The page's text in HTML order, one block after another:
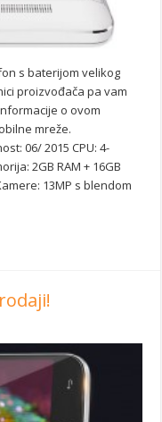
s baterijom velikog
proizvođača pa vam
o ovom
mreže.
06/ 2015 CPU: 4-
2GB RAM + 16GB
13MP s blendom